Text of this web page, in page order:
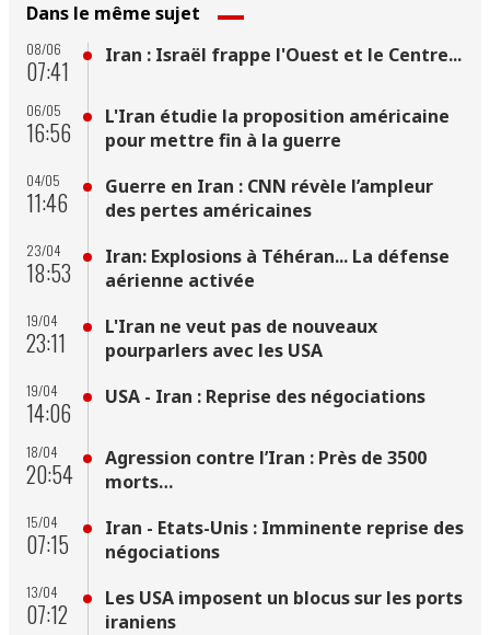
Dans le même sujet
08/06
07:41 Iran : Israël frappe l'Ouest et le Centre...
06/05
16:56
L'Iran étudie la proposition américaine
pour mettre fin à la guerre
04/05
11:46
Guerre en Iran : CNN révèle l’ampleur
des pertes américaines
23/04
18:53
Iran: Explosions à Téhéran... La défense
aérienne activée
19/04
23:11
L'Iran ne veut pas de nouveaux
pourparlers avec les USA
19/04
14:06 USA - Iran : Reprise des négociations
18/04
20:54
Agression contre l’Iran : Près de 3500
morts…
15/04
07:15
Iran - Etats-Unis : Imminente reprise des
négociations
13/04
07:12
Les USA imposent un blocus sur les ports
iraniens